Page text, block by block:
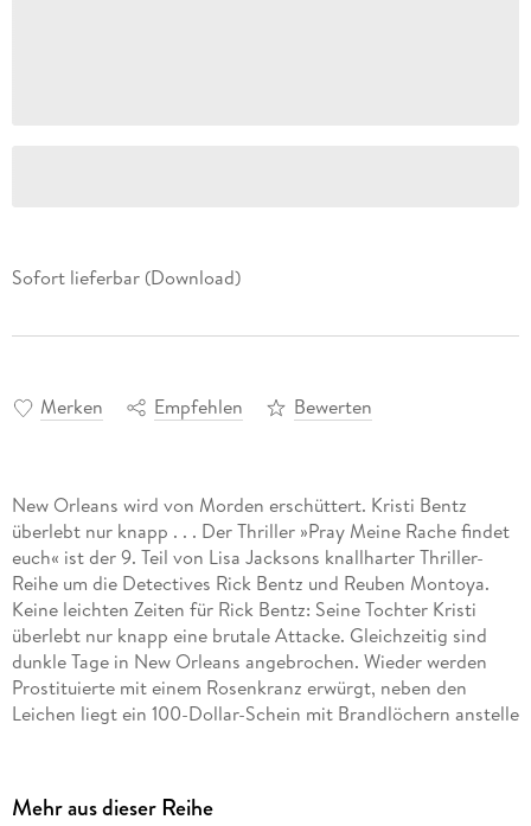
Sofort lieferbar (Download)
Merken Empfehlen Bewerten
New Orleans wird von Morden erschüttert. Kristi Bentz
überlebt nur knapp . . . Der Thriller »Pray Meine Rache findet
euch« ist der 9. Teil von Lisa Jacksons knallharter Thriller-
Reihe um die Detectives Rick Bentz und Reuben Montoya.
Keine leichten Zeiten für Rick Bentz: Seine Tochter Kristi
überlebt nur knapp eine brutale Attacke. Gleichzeitig sind
dunkle Tage in New Orleans angebrochen. Wieder werden
Prostituierte mit einem Rosenkranz erwürgt, neben den
Leichen liegt ein 100-Dollar-Schein mit Brandlöchern anstelle
darauf hin, dass Vater John, der berüchtigte Rosenkranz-
Killer, wieder in der Stadt ist. Aber steckt er auch hinter dem
Mehr aus dieser Reihe